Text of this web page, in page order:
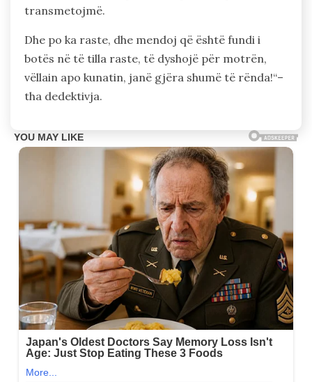
transmetojmë.
Dhe po ka raste, dhe mendoj që është fundi i
botës në të tilla raste, të dyshojë për motrën,
vëllain apo kunatin, janë gjëra shumë të rënda!“–
tha dedektivja.